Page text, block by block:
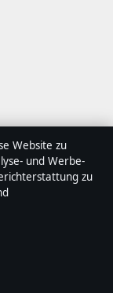
Wirtschaft,
Jeder Artikel
Website zu
und Werbe-
zu